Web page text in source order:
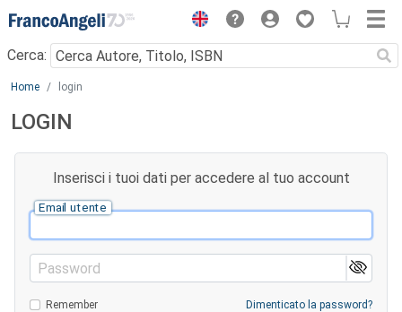
Menu
Cerca:
Main content
Home login
LOGIN
Inserisci i tuoi dati per accedere al tuo account
Email utente
Password
Remember Dimenticato la password?